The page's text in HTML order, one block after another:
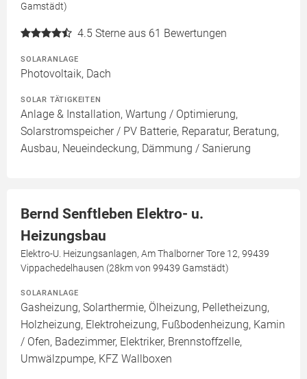
Gamstädt)
4.5 Sterne aus 61 Bewertungen
SOLARANLAGE
Photovoltaik, Dach
SOLAR TÄTIGKEITEN
Anlage & Installation, Wartung / Optimierung,
Solarstromspeicher / PV Batterie, Reparatur, Beratung,
Ausbau, Neueindeckung, Dämmung / Sanierung
Bernd Senftleben Elektro- u.
Heizungsbau
Elektro-U. Heizungsanlagen, Am Thalborner Tore 12, 99439
Vippachedelhausen (28km von 99439 Gamstädt)
SOLARANLAGE
Gasheizung, Solarthermie, Ölheizung, Pelletheizung,
Holzheizung, Elektroheizung, Fußbodenheizung, Kamin
/ Ofen, Badezimmer, Elektriker, Brennstoffzelle,
Umwälzpumpe, KFZ Wallboxen